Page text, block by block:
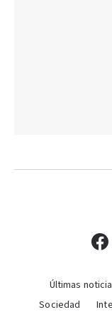
Últimas
Sociedad